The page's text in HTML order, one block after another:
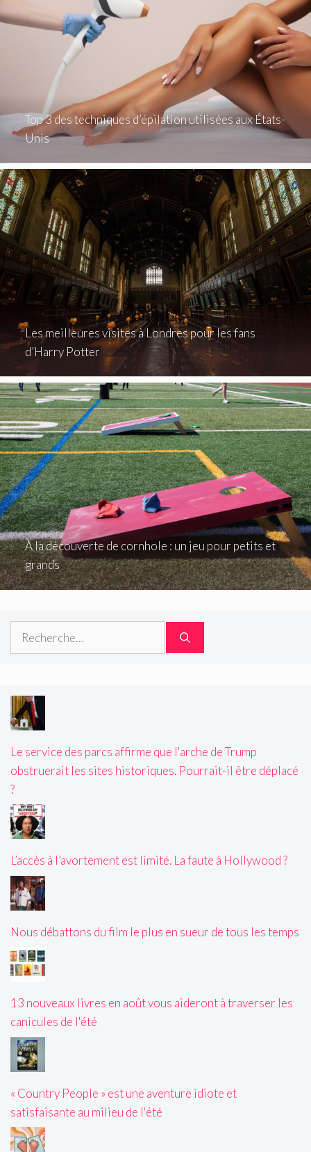
Top 3 des techniques d’épilation utilisées aux États-
Unis
Les meilleures visites à Londres pour les fans
d’Harry Potter
À la découverte de cornhole : un jeu pour petits et
grands
Rechercher :
Le service des parcs affirme que l'arche de Trump
obstruerait les sites historiques. Pourrait-il être déplacé
?
L’accès à l’avortement est limité. La faute à Hollywood ?
Nous débattons du film le plus en sueur de tous les temps
13 nouveaux livres en août vous aideront à traverser les
canicules de l'été
« Country People » est une aventure idiote et
satisfaisante au milieu de l'été